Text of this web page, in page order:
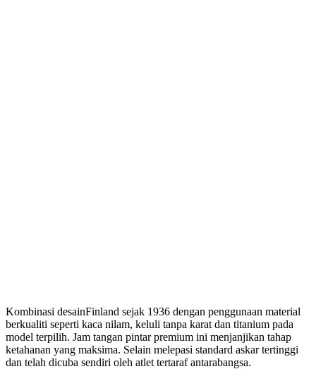
Kombinasi desainFinland sejak 1936 dengan penggunaan material
berkualiti seperti kaca nilam, keluli tanpa karat dan titanium pada
model terpilih. Jam tangan pintar premium ini menjanjikan tahap
ketahanan yang maksima. Selain melepasi standard askar tertinggi
dan telah dicuba sendiri oleh atlet tertaraf antarabangsa.